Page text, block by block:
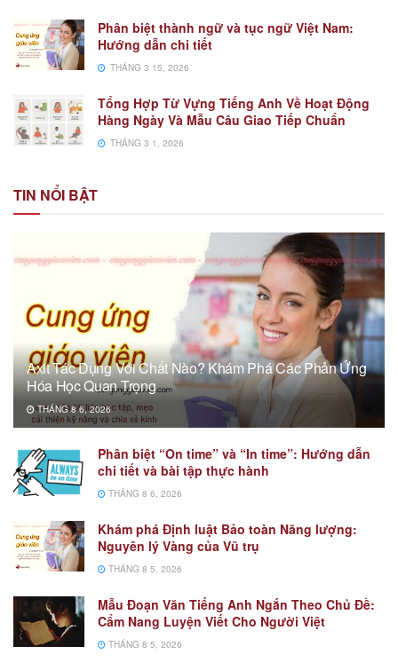
Phân biệt thành ngữ và tục ngữ Việt Nam:
Hướng dẫn chi tiết
THÁNG 3 15, 2026
Tổng Hợp Từ Vựng Tiếng Anh Về Hoạt Động
Hàng Ngày Và Mẫu Câu Giao Tiếp Chuẩn
THÁNG 3 1, 2026
TIN NỔI BẬT
Axit Tác Dụng Với Chất Nào? Khám Phá Các Phản Ứng
Hóa Học Quan Trọng
THÁNG 8 6, 2026
Phân biệt “On time” và “In time”: Hướng dẫn
chi tiết và bài tập thực hành
THÁNG 8 6, 2026
Khám phá Định luật Bảo toàn Năng lượng:
Nguyên lý Vàng của Vũ trụ
THÁNG 8 5, 2026
Mẫu Đoạn Văn Tiếng Anh Ngắn Theo Chủ Đề:
Cẩm Nang Luyện Viết Cho Người Việt
THÁNG 8 5, 2026